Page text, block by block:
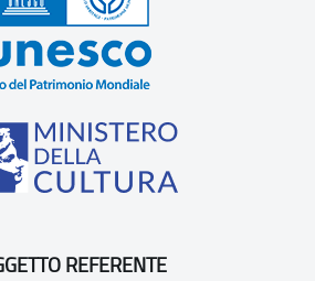
REFERENTE